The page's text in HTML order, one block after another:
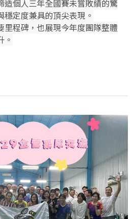
造個人三年全國賽未嘗敗績的驚
穩定度兼具的頂尖表現。
里程碑，也展現今年度團隊整體
。